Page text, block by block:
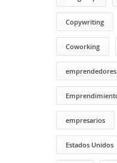
Copywriting
Coworking
emprendedores
empresarios
Estados Unidos